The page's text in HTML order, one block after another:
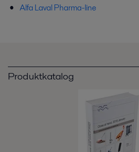
Alfa Laval Pharma-line
Produktkatalog